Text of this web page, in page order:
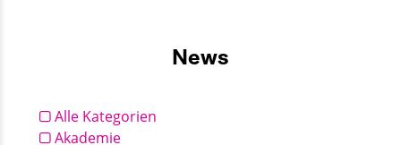
News
Alle Kategorien
Akademie